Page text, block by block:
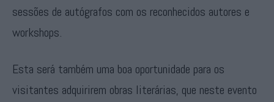
sessões de autógrafos com os reconhecidos autores e
workshops.
Esta será também uma boa oportunidade para os
visitantes adquirirem obras literárias, que neste evento